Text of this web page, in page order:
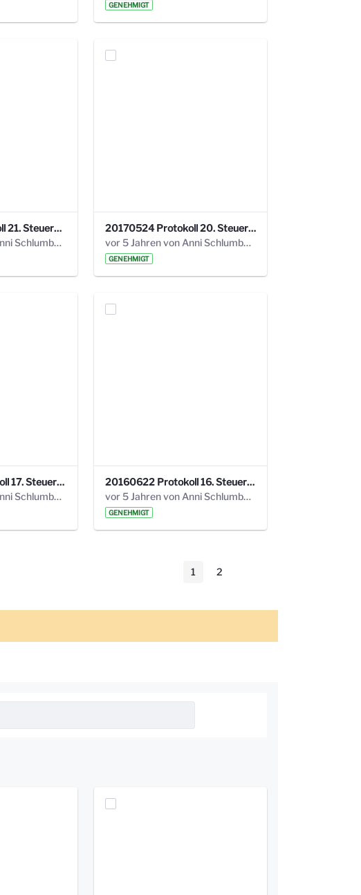
GENEHMIGT
20171018 Protokoll 21. Steuerungskreis.pdf
vor 5 Jahren von Anni Schlumberger
20170524 Protokoll 20. Steuerungskreis.pdf
vor 5 Jahren von Anni Schlumberger
GENEHMIGT
20160928 Protokoll 17. Steuerungskreis.pdf
vor 5 Jahren von Anni Schlumberger
20160622 Protokoll 16. Steuerungskreis.pdf
vor 5 Jahren von Anni Schlumberger
GENEHMIGT
Seite
1 Seite
2